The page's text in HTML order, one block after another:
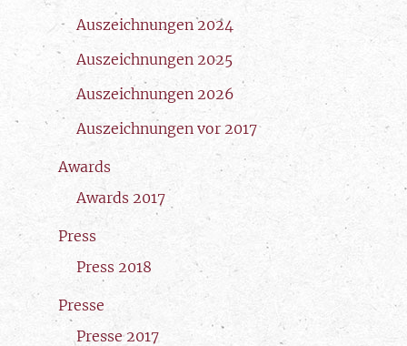
Auszeichnungen 2024
Auszeichnungen 2025
Auszeichnungen 2026
Auszeichnungen vor 2017
Awards
Awards 2017
Press
Press 2018
Presse
Presse 2017